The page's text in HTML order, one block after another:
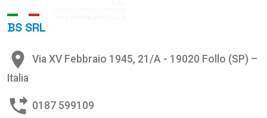
BS SRL
place
Via XV Febbraio 1945, 21/A - 19020 Follo (SP) –
Italia
phone_forwarded 0187 599109​